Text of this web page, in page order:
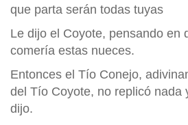
que parta serán todas tuyas
Le dijo el Coyote, pensando en
comería estas nueces.
Entonces el Tío Conejo,
del Tío Coyote, no replicó nada
dijo.